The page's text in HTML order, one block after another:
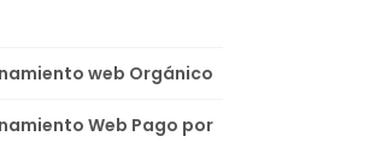
web Orgánico
Web Pago por